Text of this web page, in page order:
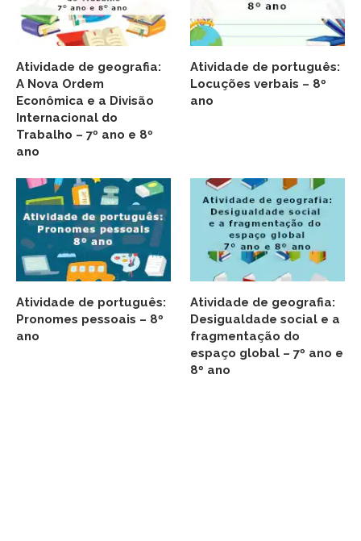
Atividade de geografia:
A Nova Ordem
Econômica e a Divisão
Internacional do
Trabalho – 7º ano e 8º
ano
Atividade de português:
Locuções verbais – 8º
ano
Atividade de português:
Pronomes pessoais – 8º
ano
Atividade de geografia:
Desigualdade social e a
fragmentação do
espaço global – 7º ano e
8º ano